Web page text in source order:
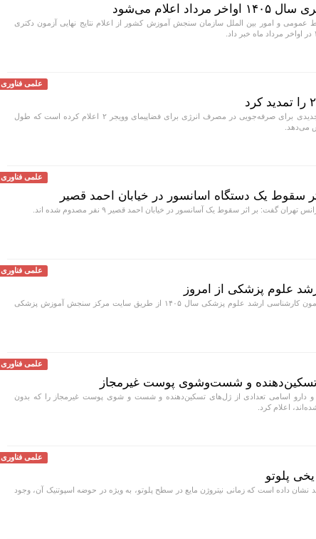
اعلام می‌شود
عمومی و امور بین الملل سازمان سنجش آموزش کشور از اعلام نتایج نهایی آزمون دکتری
علمی فناوری
ناسا برنامه جدیدی برای صرفه‌جویی در مصرف انرژی برای فضاپیمای وویجر ۲ اعلام کرده است که طول
می‌دهد.
علمی فناوری
گفت: بر اثر سقوط یک آسانسور در خیابان احمد قصیر ۹ نفر مصدوم شده اند.
علمی فناوری
علوم پزشکی از امروز
نام‌نویسی آزمون کارشناسی ارشد علوم پزشکی سال ۱۴۰۵ از طریق سایت مرکز سنجش آموزش پزشکی
علمی فناوری
تسکین‌دهنده و شست‌وشوی پوست غیرمجاز
دارو اسامی تعدادی از ژل‌های تسکین‌دهنده و شست‌ و شوی پوست غیرمجاز را که بدون
اعلام کرد.
علمی فناوری
پلوتو
نشان داده است که زمانی نیتروژن مایع در سطح پلوتو، به ویژه در حوضه اسپوتنیک آن، وجود